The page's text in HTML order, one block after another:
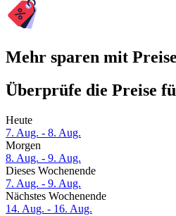
Mehr sparen mit
Überprüfe die Preise
Heute
7. Aug. - 8. Aug.
Morgen
8. Aug. - 9. Aug.
Dieses Wochenende
7. Aug. - 9. Aug.
Nächstes Wochenende
14. Aug. - 16. Aug.